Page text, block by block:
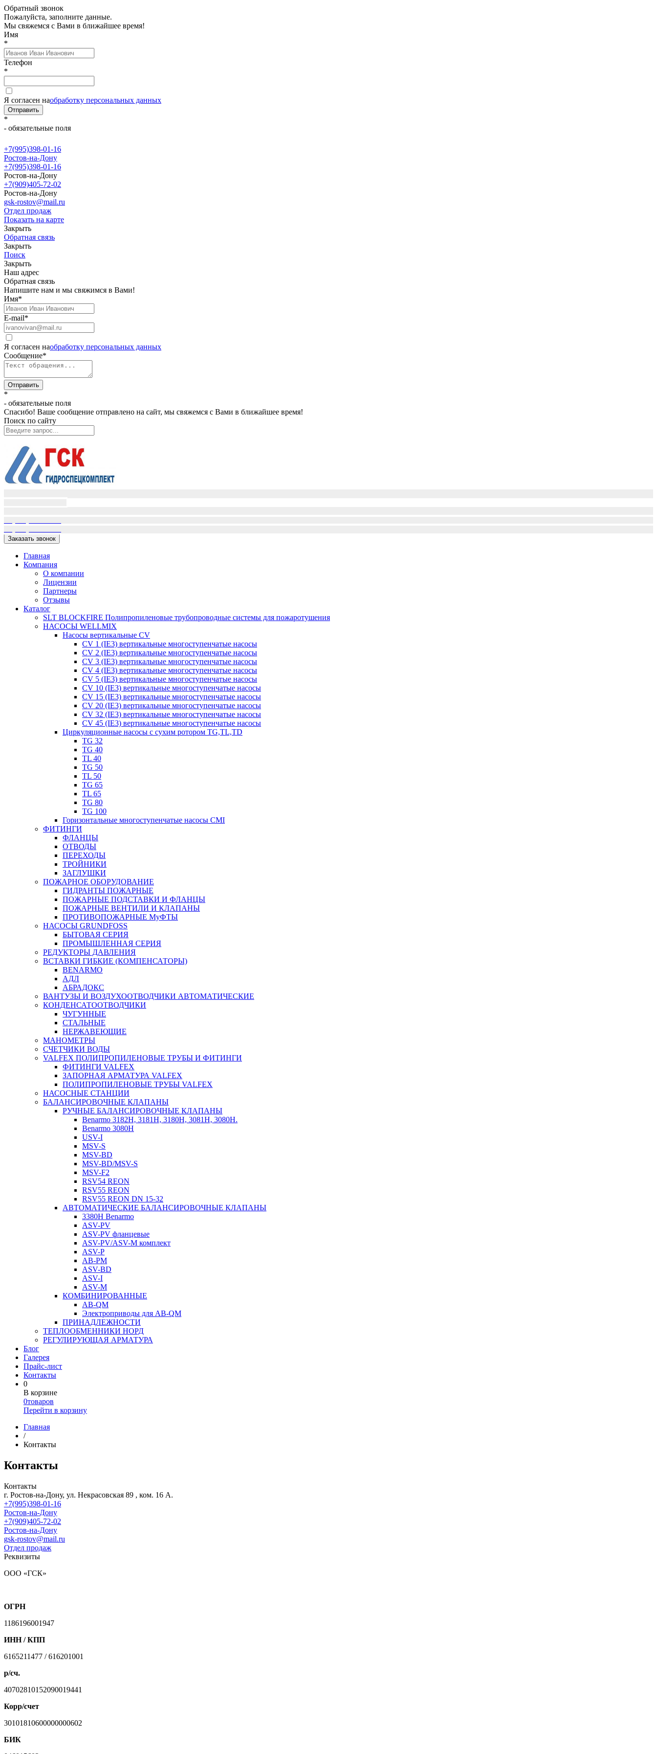
Обратный звонок
Пожалуйста, заполните данные.
Мы свяжемся с Вами в ближайшее время!
Имя
*
Телефон
*
Я согласен наобработку персональных данных
Отправить
*
- обязательные поля
+7(995)398-01-16
Ростов-на-Дону
+7(995)398-01-16
Ростов-на-Дону
+7(909)405-72-02
Ростов-на-Дону
gsk-rostov@mail.ru
Отдел продаж
Показать на карте
Закрыть
Обратная связь
Закрыть
Поиск
Закрыть
Наш адрес
Обратная связь
Напишите нам и мы свяжимся в Вами!
Имя*
E-mail*
Я согласен наобработку персональных данных
Сообщение*
Отправить
*
- обязательные поля
Спасибо! Ваше сообщение отправлено на сайт, мы свяжемся с Вами в ближайшее время!
Поиск по сайту
Заказать звонок
Главная
Компания
О компании
Лицензии
Партнеры
Отзывы
Каталог
SLT BLOCKFIRE Полипропиленовые трубопроводные системы для пожаротушения
НАСОСЫ WELLMIX
Насосы вертикальные CV
CV 1 (IE3) вертикальные многоступенчатые насосы
CV 2 (IE3) вертикальные многоступенчатые насосы
CV 3 (IE3) вертикальные многоступенчатые насосы
CV 4 (IE3) вертикальные многоступенчатые насосы
CV 5 (IE3) вертикальные многоступенчатые насосы
CV 10 (IE3) вертикальные многоступенчатые насосы
CV 15 (IE3) вертикальные многоступенчатые насосы
CV 20 (IE3) вертикальные многоступенчатые насосы
CV 32 (IE3) вертикальные многоступенчатые насосы
CV 45 (IE3) вертикальные многоступенчатые насосы
Циркуляционные насосы с сухим ротором TG,TL,TD
TG 32
TG 40
TL 40
TG 50
TL 50
TG 65
TL 65
TG 80
TG 100
Горизонтальные многоступенчатые насосы CMI
ФИТИНГИ
ФЛАНЦЫ
ОТВОДЫ
ПЕРЕХОДЫ
ТРОЙНИКИ
ЗАГЛУШКИ
ПОЖАРНОЕ ОБОРУДОВАНИЕ
ГИДРАНТЫ ПОЖАРНЫЕ
ПОЖАРНЫЕ ПОДСТАВКИ И ФЛАНЦЫ
ПОЖАРНЫЕ ВЕНТИЛИ И КЛАПАНЫ
ПРОТИВОПОЖАРНЫЕ МуФТЫ
НАСОСЫ GRUNDFOSS
БЫТОВАЯ СЕРИЯ
ПРОМЫШЛЕННАЯ СЕРИЯ
РЕДУКТОРЫ ДАВЛЕНИЯ
ВСТАВКИ ГИБКИЕ (КОМПЕНСАТОРЫ)
BENARMO
АДЛ
АБРАДОКС
ВАНТУЗЫ И ВОЗДУХООТВОДЧИКИ АВТОМАТИЧЕСКИЕ
КОНДЕНСАТООТВОДЧИКИ
ЧУГУННЫЕ
СТАЛЬНЫЕ
НЕРЖАВЕЮЩИЕ
МАНОМЕТРЫ
СЧЕТЧИКИ ВОДЫ
VALFEX ПОЛИПРОПИЛЕНОВЫЕ ТРУБЫ И ФИТИНГИ
ФИТИНГИ VALFEX
ЗАПОРНАЯ АРМАТУРА VALFEX
ПОЛИПРОПИЛЕНОВЫЕ ТРУБЫ VALFEX
НАСОСНЫЕ СТАНЦИИ
БАЛАНСИРОВОЧНЫЕ КЛАПАНЫ
РУЧНЫЕ БАЛАНСИРОВОЧНЫЕ КЛАПАНЫ
Benarmo 3182H, 3181Н, 3180Н, 3081Н, 3080Н.
Benarmo 3080H
USV-I
MSV-S
MSV-BD
MSV-BD/MSV-S
MSV-F2
RSV54 REON
RSV55 REON
RSV55 REON DN 15-32
АВТОМАТИЧЕСКИЕ БАЛАНСИРОВОЧНЫЕ КЛАПАНЫ
3380H Benarmo
ASV-PV
ASV-PV фланцевые
ASV-PV/ASV-M комплект
ASV-P
AB-PM
ASV-BD
ASV-I
ASV-M
КОМБИНИРОВАННЫЕ
AB-QM
Электроприводы для AB-QM
ПРИНАДЛЕЖНОСТИ
ТЕПЛООБМЕННИКИ НОРД
РЕГУЛИРУЮЩАЯ АРМАТУРА
Блог
Галерея
Прайс-лист
Контакты
0
В корзине
0товаров
Перейти в корзину
Главная
/
Контакты
Контакты
Контакты
г. Ростов-на-Дону, ул. Некрасовская 89 , ком. 16 А.
+7(995)398-01-16
Ростов-на-Дону
+7(909)405-72-02
Ростов-на-Дону
gsk-rostov@mail.ru
Отдел продаж
Реквизиты
ООО «ГСК»
ОГРН
1186196001947
ИНН / КПП
6165211477 / 616201001
р/сч.
40702810152090019441
Корр/счет
30101810600000000602
БИК